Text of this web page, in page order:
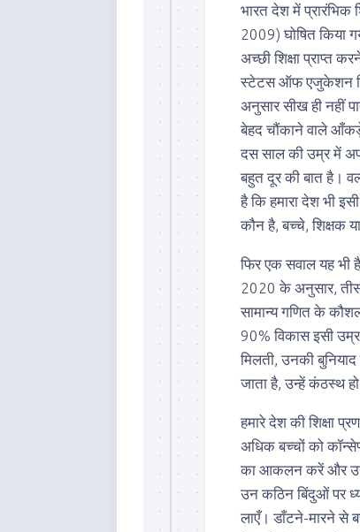
भारत देश में प्रारंभिक
2009) घोषित किया
अच्छी शिक्षा प्राप्त
स्टेटस ऑफ एजुकेशन
अनुसार सीख ही नहीं
बेहद चौंकाने वाले
दस साल की उम्र में
बहुत दूर की बात है।
है कि हमारा देश भी
कौन है, बच्चे, शिक्षक या
फिर एक सवाल यह भी है
2020 के अनुसार,
सामान्य गणित के
90% विकास इसी
मिलती, उनकी
जाता है, उन्हें कंठस्थ
हमारे देश की शिक्षा
अधिक बच्चों को
का आकलन करें और उन
उन कठिन बिंदुओं पर
लाएँ। डाँटने-मारने से